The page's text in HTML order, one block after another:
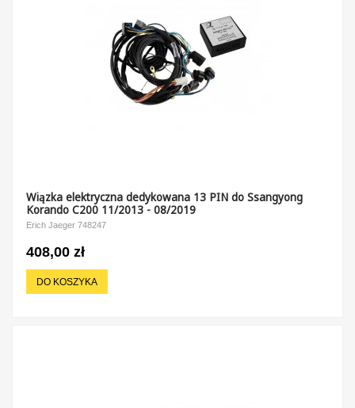
Wiązka elektryczna dedykowana 13 PIN do Ssangyong
Korando C200 11/2013 - 08/2019
Erich Jaeger 748247
408,00 zł
DO KOSZYKA